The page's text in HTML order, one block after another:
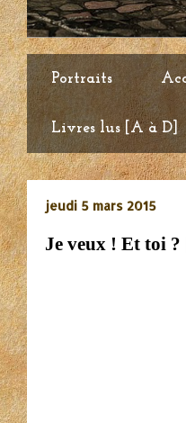
Portraits
Livres lus [A à D]
jeudi 5 mars 2015
Je veux ! Et toi